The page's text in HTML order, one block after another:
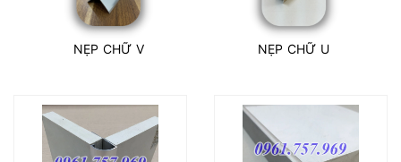
NẸP CHỮ V NẸP CHỮ U